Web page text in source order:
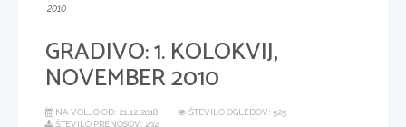
2010
GRADIVO:1. KOLOKVIJ,
NOVEMBER 2010
NA VOLJO OD: 21.12.2018
ŠTEVILO OGLEDOV: 525
ŠTEVILO PRENOSOV: 232